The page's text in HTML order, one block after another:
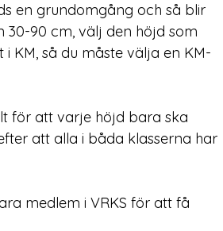
en grundomgång och så blir
90 cm, välj den höjd som
KM, så du måste välja en KM-
för att varje höjd bara ska
att alla i båda klasserna har
medlem i VRKS för att få